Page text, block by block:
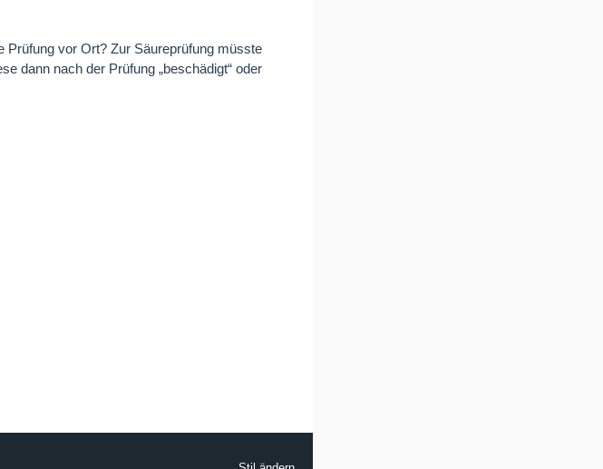
Prüfung vor Ort? Zur Säureprüfung müsste
dann nach der Prüfung „beschädigt“ oder